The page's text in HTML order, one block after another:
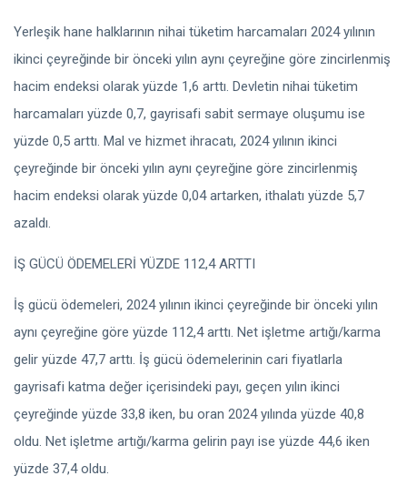
Yerleşik hane halklarının nihai tüketim harcamaları 2024 yılının
ikinci çeyreğinde bir önceki yılın aynı çeyreğine göre zincirlenmiş
hacim endeksi olarak yüzde 1,6 arttı. Devletin nihai tüketim
harcamaları yüzde 0,7, gayrisafi sabit sermaye oluşumu ise
yüzde 0,5 arttı. Mal ve hizmet ihracatı, 2024 yılının ikinci
çeyreğinde bir önceki yılın aynı çeyreğine göre zincirlenmiş
hacim endeksi olarak yüzde 0,04 artarken, ithalatı yüzde 5,7
azaldı.
İŞ GÜCÜ ÖDEMELERİ YÜZDE 112,4 ARTTI
İş gücü ödemeleri, 2024 yılının ikinci çeyreğinde bir önceki yılın
aynı çeyreğine göre yüzde 112,4 arttı. Net işletme artığı/karma
gelir yüzde 47,7 arttı. İş gücü ödemelerinin cari fiyatlarla
gayrisafi katma değer içerisindeki payı, geçen yılın ikinci
çeyreğinde yüzde 33,8 iken, bu oran 2024 yılında yüzde 40,8
oldu. Net işletme artığı/karma gelirin payı ise yüzde 44,6 iken
yüzde 37,4 oldu.